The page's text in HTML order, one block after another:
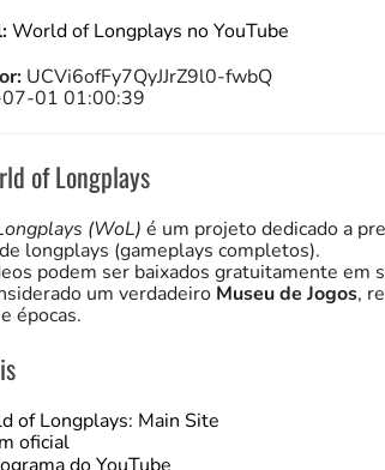
World of Longplays no YouTube
UCVi6ofFy7QyJJrZ9l0-fwbQ
01 01:00:39
of Longplays
(WoL) é um projeto dedicado a
longplays (gameplays completos).
podem ser baixados gratuitamente em
um verdadeiro Museu de Jogos,
épocas.
of Longplays: Main Site
oficial